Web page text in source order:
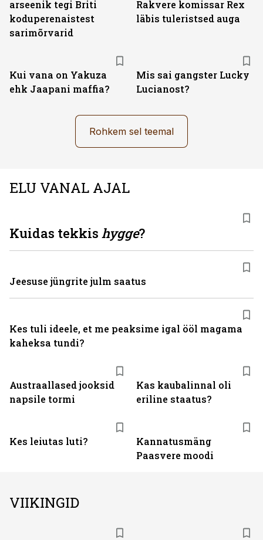
arseenik tegi Briti
koduperenaistest
sarimõrvarid
Rakvere komissar Rex
läbis tuleristsed auga
Kui vana on Yakuza
ehk Jaapani maffia?
Mis sai gangster Lucky
Lucianost?
Rohkem sel teemal
ELU VANAL AJAL
Austraallased jooksid
napsile tormi
Kas kaubalinnal oli
eriline staatus?
Kes leiutas luti?
Kannatusmäng
Paasvere moodi
Kuidas tekkis hygge?
Jeesuse jüngrite julm saatus
Kes tuli ideele, et me peaksime igal ööl magama
kaheksa tundi?
VIIKINGID